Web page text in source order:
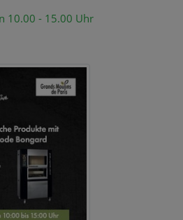
10.00 - 15.00 Uhr